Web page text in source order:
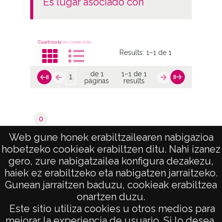
Web gune honek erabiltzailearen nabigazioa
hobetzeko cookieak erabiltzen ditu. Nahi izanez
gero, zure nabigatzailea konfigura dezakezu,
haiek ez erabiltzeko eta nabigatzen jarraitzeko.
Gunean jarraitzen baduzu, cookieak erabiltzea
onartzen duzu.
Este sitio utiliza cookies u otros medios para
CuadrículaVer como lista
Results:1–1 de 1
de 1
páginas
1–1 de 1
results
0
de 1
páginas
1–1 de 1
results
AVISO LEGAL
POLÍTICA DE PRIVACIDAD